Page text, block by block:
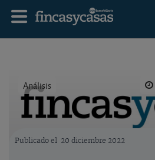
Análisis
Publicado el 20 diciembre 2022